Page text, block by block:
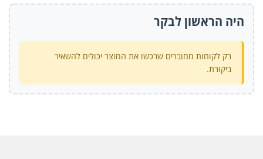
היה הראשון לבקר
רק לקוחות מחוברים שרכשו את המוצר יכולים להשאיר
ביקורת.